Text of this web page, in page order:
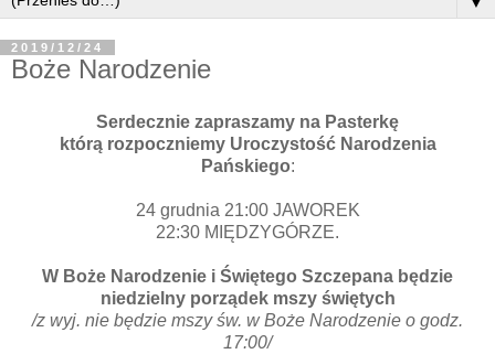
2019/12/24
Boże Narodzenie
Serdecznie zapraszamy na Pasterkę
którą rozpoczniemy Uroczystość Narodzenia
Pańskiego:
24 grudnia 21:00 JAWOREK
22:30 MIĘDZYGÓRZE.
W Boże Narodzenie i Świętego Szczepana będzie
niedzielny porządek mszy świętych
/z wyj. nie będzie mszy św. w Boże Narodzenie o godz.
17:00/